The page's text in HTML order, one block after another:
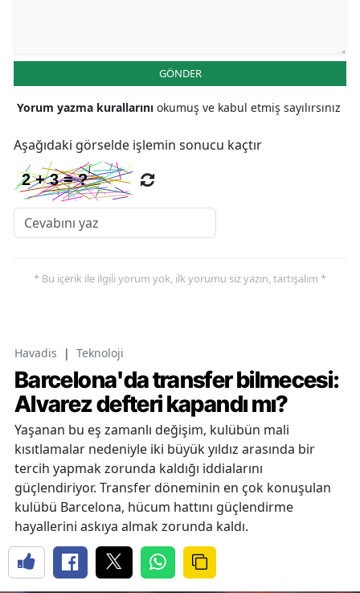
GÖNDER
Yorum yazma kurallarını okumuş ve kabul etmiş sayılırsınız
Aşağıdaki görselde işlemin sonucu kaçtır
* Bu içerik ile ilgili yorum yok, ilk yorumu siz yazın, tartışalım *
Havadis | Teknoloji
Barcelona'da transfer bilmecesi:
Alvarez defteri kapandı mı?
Yaşanan bu eş zamanlı değişim, kulübün mali
kısıtlamalar nedeniyle iki büyük yıldız arasında bir
tercih yapmak zorunda kaldığı iddialarını
güçlendiriyor. Transfer döneminin en çok konuşulan
kulübü Barcelona, hücum hattını güçlendirme
hayallerini askıya almak zorunda kaldı.